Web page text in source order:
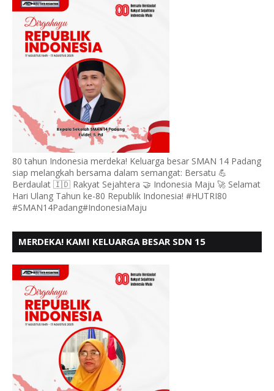
80 tahun Indonesia merdeka! Keluarga besar SMAN 14 Padang
siap melangkah bersama dalam semangat: Bersatu 💪
Berdaulat 🇮🇩 Rakyat Sejahtera 🤝 Indonesia Maju 🚀 Selamat
Hari Ulang Tahun ke-80 Republik Indonesia! #HUTRI80
#SMAN14Padang#IndonesiaMaju
MERDEKA! KAMI KELUARGA BESAR SDN 15